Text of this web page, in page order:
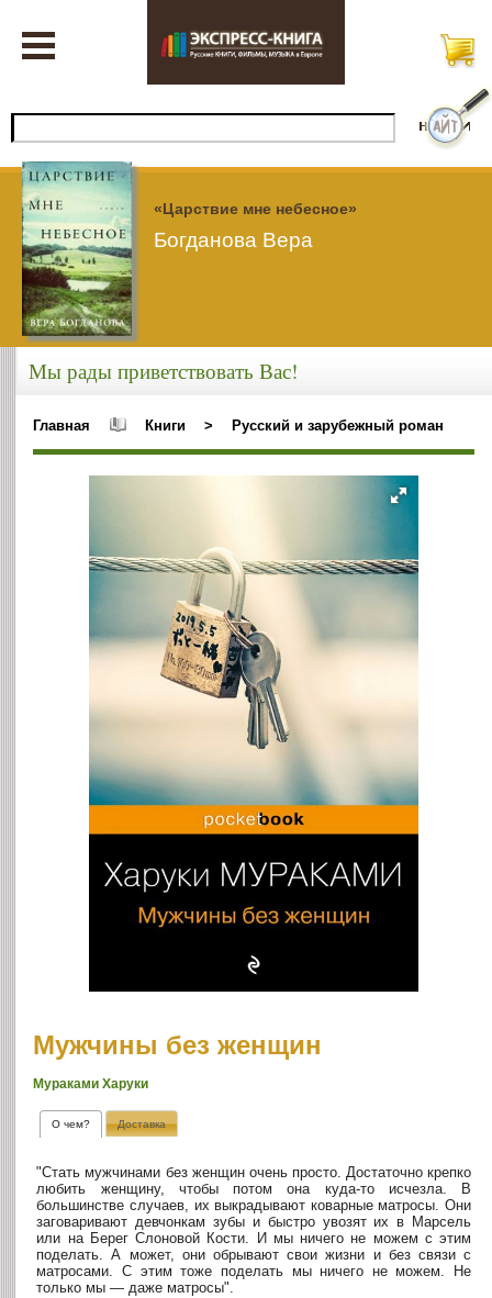
«Царствие мне небесное»
Богданова Вера
Мы рады приветствовать Вас!
Главная Книги > Русский и зарубежный роман
Мужчины без женщин
Мураками Харуки
О чем? Доставка
"Стать мужчинами без женщин очень просто. Достаточно крепко
любить женщину, чтобы потом она куда-то исчезла. В
большинстве случаев, их выкрадывают коварные матросы. Они
заговаривают девчонкам зубы и быстро увозят их в Марсель
или на Берег Слоновой Кости. И мы ничего не можем с этим
поделать. А может, они обрывают свои жизни и без связи с
матросами. С этим тоже поделать мы ничего не можем. Не
только мы — даже матросы".